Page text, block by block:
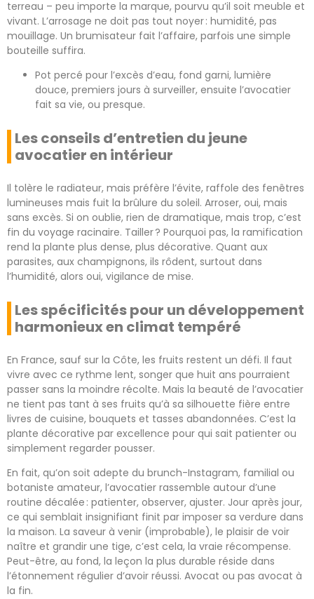
terreau – peu importe la marque, pourvu qu’il soit meuble et
vivant. L’arrosage ne doit pas tout noyer : humidité, pas
mouillage. Un brumisateur fait l’affaire, parfois une simple
bouteille suffira.
Pot percé pour l’excès d’eau, fond garni, lumière
douce, premiers jours à surveiller, ensuite l’avocatier
fait sa vie, ou presque.
Les conseils d’entretien du jeune
avocatier en intérieur
Il tolère le radiateur, mais préfère l’évite, raffole des fenêtres
lumineuses mais fuit la brûlure du soleil. Arroser, oui, mais
sans excès. Si on oublie, rien de dramatique, mais trop, c’est
fin du voyage racinaire. Tailler ? Pourquoi pas, la ramification
rend la plante plus dense, plus décorative. Quant aux
parasites, aux champignons, ils rôdent, surtout dans
l’humidité, alors oui, vigilance de mise.
Les spécificités pour un développement
harmonieux en climat tempéré
En France, sauf sur la Côte, les fruits restent un défi. Il faut
vivre avec ce rythme lent, songer que huit ans pourraient
passer sans la moindre récolte. Mais la beauté de l’avocatier
ne tient pas tant à ses fruits qu’à sa silhouette fière entre
livres de cuisine, bouquets et tasses abandonnées. C’est la
plante décorative par excellence pour qui sait patienter ou
simplement regarder pousser.
En fait, qu’on soit adepte du brunch-Instagram, familial ou
botaniste amateur, l’avocatier rassemble autour d’une
routine décalée : patienter, observer, ajuster. Jour après jour,
ce qui semblait insignifiant finit par imposer sa verdure dans
la maison. La saveur à venir (improbable), le plaisir de voir
naître et grandir une tige, c’est cela, la vraie récompense.
Peut-être, au fond, la leçon la plus durable réside dans
l’étonnement régulier d’avoir réussi. Avocat ou pas avocat à
la fin.